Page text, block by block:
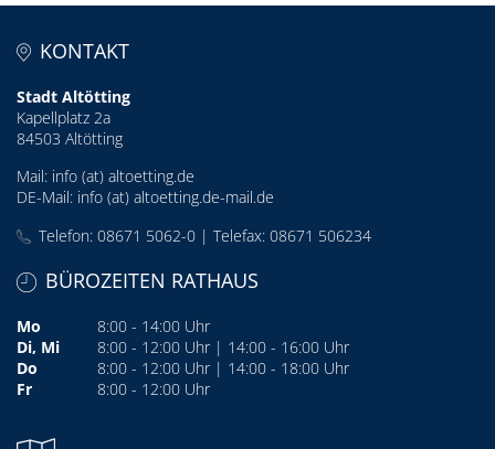
KONTAKT
Stadt Altötting
Kapellplatz 2a
84503 Altötting
Mail: info (at) altoetting.de
DE-Mail: info (at) altoetting.de-mail.de
Telefon: 08671 5062-0 | Telefax: 08671 506234
BÜROZEITEN RATHAUS
Mo
8:00 - 14:00 Uhr
Di, Mi
8:00 - 12:00 Uhr | 14:00 - 16:00 Uhr
Do
8:00 - 12:00 Uhr | 14:00 - 18:00 Uhr
Fr
8:00 - 12:00 Uhr